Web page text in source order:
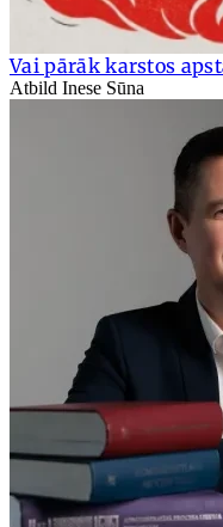
Vai pārāk karstos
Atbild Inese Sūna